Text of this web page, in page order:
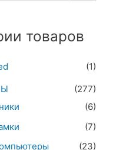
товаров
(1)
(277)
(6)
(7)
(23)